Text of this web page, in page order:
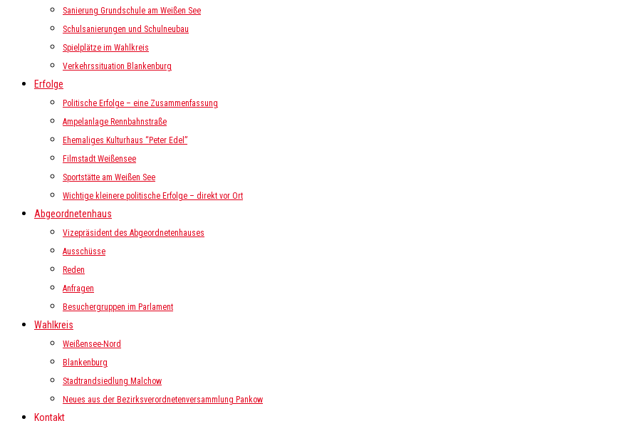
Sanierung Grundschule am Weißen See
Schulsanierungen und Schulneubau
Spielplätze im Wahlkreis
Verkehrssituation Blankenburg
Erfolge
Politische Erfolge – eine Zusammenfassung
Ampelanlage Rennbahnstraße
Ehemaliges Kulturhaus “Peter Edel”
Filmstadt Weißensee
Sportstätte am Weißen See
Wichtige kleinere politische Erfolge – direkt vor Ort
Abgeordnetenhaus
Vizepräsident des Abgeordnetenhauses
Ausschüsse
Reden
Anfragen
Besuchergruppen im Parlament
Wahlkreis
Weißensee-Nord
Blankenburg
Stadtrandsiedlung Malchow
Neues aus der Bezirksverordnetenversammlung Pankow
Kontakt